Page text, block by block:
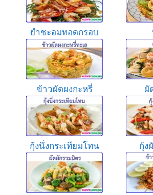
ยำชะอมทอดกรอบ
ข้าวผัดผงกะหรี่ ผั
กุ้งนึ่งกระเทียมโทน กุ้ง